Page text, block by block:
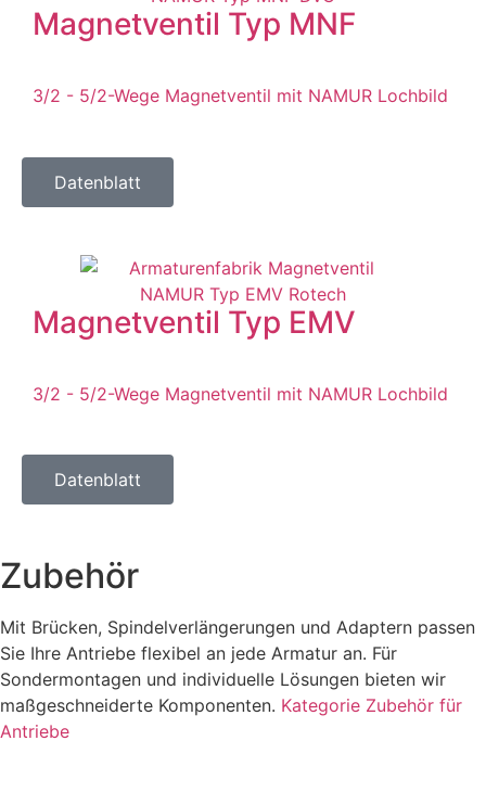
Magnetventil Typ MNF
3/2 - 5/2-Wege Magnetventil mit NAMUR Lochbild
Datenblatt
Magnetventil Typ EMV
3/2 - 5/2-Wege Magnetventil mit NAMUR Lochbild
Datenblatt
Zubehör
Mit Brücken, Spindelverlängerungen und Adaptern passen
Sie Ihre Antriebe flexibel an jede Armatur an. Für
Sondermontagen und individuelle Lösungen bieten wir
maßgeschneiderte Komponenten. Kategorie Zubehör für
Antriebe